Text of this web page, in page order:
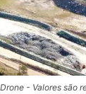
- Valores são